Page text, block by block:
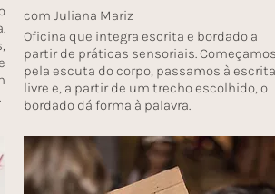
com Juliana Mariz
Oficina que integra escrita e bordado a
partir de práticas sensoriais. Começamos
pela escuta do corpo, passamos à escrita
livre e, a partir de um trecho escolhido, o
bordado dá forma à palavra.